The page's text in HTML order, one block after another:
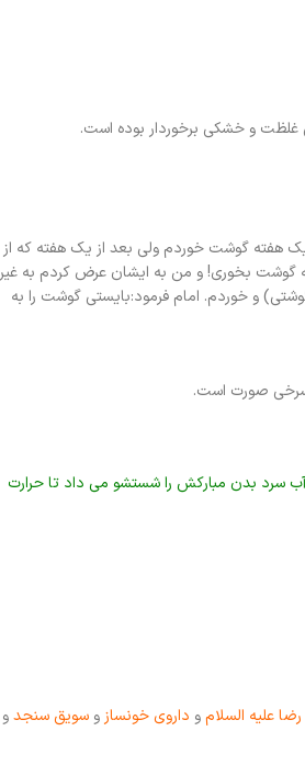
غلظت و خشکی برخوردار بوده است.
هفته گوشت خوردم ولی بعد از یک هفته که از
گوشت بخوری! و من به ایشان عرض کردم به غیر
و خوردم. امام فرمود:بایستی گوشت را به
سرخی صورت است.
سرد بدن مبارکش را شستشو می داد تا حرارت
علیه السلامو داروی خونساز و سویق سنجدو